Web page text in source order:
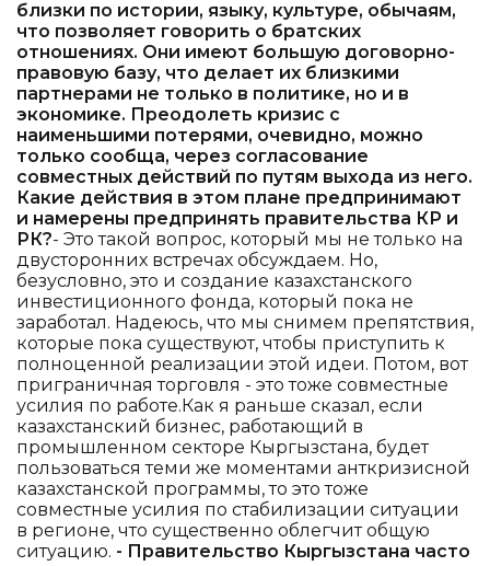
близки по истории, языку, культуре, обычаям,
что позволяет говорить о братских
отношениях. Они имеют большую договорно-
правовую базу, что делает их близкими
партнерами не только в политике, но и в
экономике. Преодолеть кризис с
наименьшими потерями, очевидно, можно
только сообща, через согласование
совместных действий по путям выхода из него.
Какие действия в этом плане предпринимают
и намерены предпринять правительства КР и
РК?- Это такой вопрос, который мы не только на
двусторонних встречах обсуждаем. Но,
безусловно, это и создание казахстанского
инвестиционного фонда, который пока не
заработал. Надеюсь, что мы снимем препятствия,
которые пока существуют, чтобы приступить к
полноценной реализации этой идеи. Потом, вот
приграничная торговля - это тоже совместные
усилия по работе.Как я раньше сказал, если
казахстанский бизнес, работающий в
промышленном секторе Кыргызстана, будет
пользоваться теми же моментами анткризисной
казахстанской программы, то это тоже
совместные усилия по стабилизации ситуации
в регионе, что существенно облегчит общую
ситуацию. - Правительство Кыргызстана часто